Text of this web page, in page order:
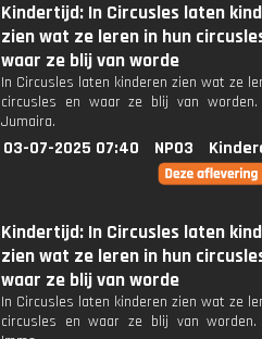
Kindertijd: In Circusles laten
zien wat ze leren in hun
waar ze blij van worde
In Circusles laten kinderen zien wat ze
circusles en waar ze blij van
Jumaira.
03-07-2025 07:40 NPO3
Kindertijd: In Circusles laten
zien wat ze leren in hun
waar ze blij van worde
In Circusles laten kinderen zien wat ze
circusles en waar ze blij van worden.